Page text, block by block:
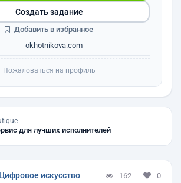
okhotnikova.com
Создать задание
Добавить в избранное
Пожаловаться на профиль
для лучших исполнителей
искусство 162 0